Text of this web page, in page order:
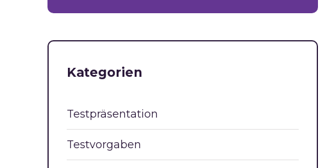
Kategorien
Testpräsentation
Testvorgaben